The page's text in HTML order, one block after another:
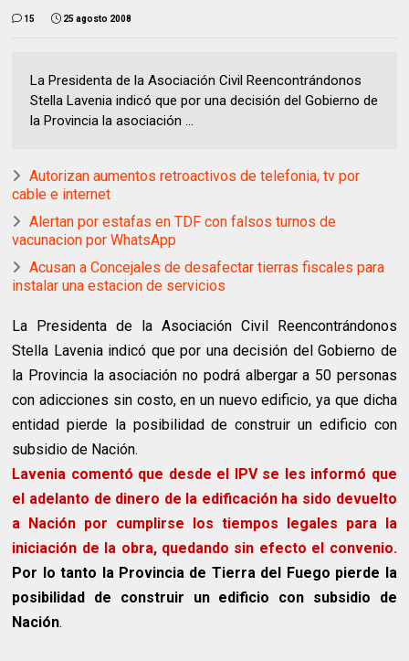
15 25 agosto 2008
La Presidenta de la Asociación Civil Reencontrándonos
Stella Lavenia indicó que por una decisión del Gobierno de
la Provincia la asociación ...
Autorizan aumentos retroactivos de telefonia, tv por
cable e internet
Alertan por estafas en TDF con falsos turnos de
vacunacion por WhatsApp
Acusan a Concejales de desafectar tierras fiscales para
instalar una estacion de servicios
La Presidenta de la Asociación Civil Reencontrándonos
Stella Lavenia indicó que por una decisión del Gobierno de
la Provincia la asociación no podrá albergar a 50 personas
con adicciones sin costo, en un nuevo edificio, ya que dicha
entidad pierde la posibilidad de construir un edificio con
subsidio de Nación.
Lavenia comentó que desde el IPV se les informó que
el adelanto de dinero de la edificación ha sido devuelto
a Nación por cumplirse los tiempos legales para la
iniciación de la obra, quedando sin efecto el convenio.
Por lo tanto la Provincia de Tierra del Fuego pierde la
posibilidad de construir un edificio con subsidio de
Nación.